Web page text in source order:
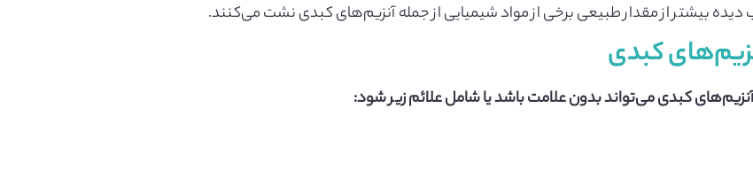
بیشتر از مقدار طبیعی برخی از مواد شیمیایی از جمله آنزیم‌های کبدی نشت می‌کنند.
کبدی
کبدی می‌تواند بدون علامت باشد یا شامل علائم زیر شود: